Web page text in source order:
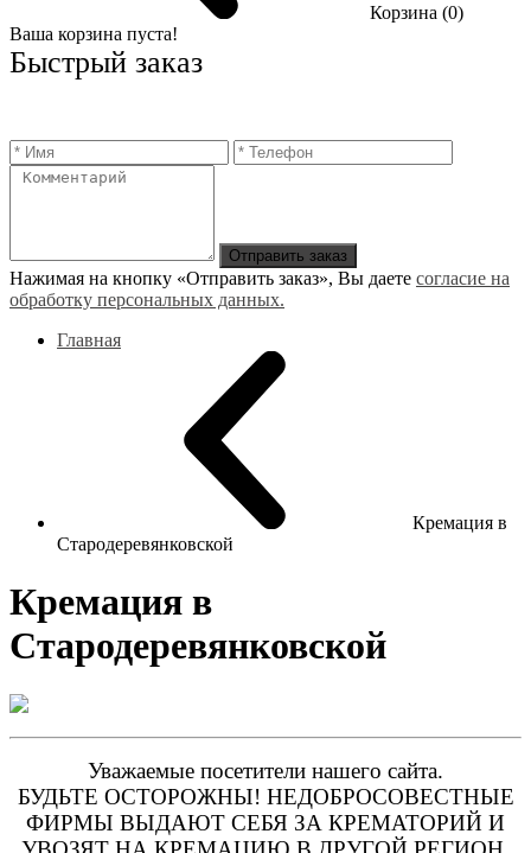
Корзина (0)
Ваша корзина пуста!
Быстрый заказ
Отправить заказ
Нажимая на кнопку «Отправить заказ», Вы даете согласие на
обработку персональных данных.
Главная
Кремация в
Стародеревянковской
Кремация в
Стародеревянковской
Уважаемые посетители нашего сайта.
БУДЬТЕ ОСТОРОЖНЫ! НЕДОБРОСОВЕСТНЫЕ
ФИРМЫ ВЫДАЮТ СЕБЯ ЗА КРЕМАТОРИЙ И